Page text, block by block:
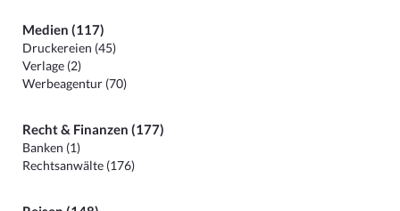
Medien (117)
Druckereien (45)
Verlage (2)
Werbeagentur (70)
Recht & Finanzen (177)
Banken (1)
Rechtsanwälte (176)